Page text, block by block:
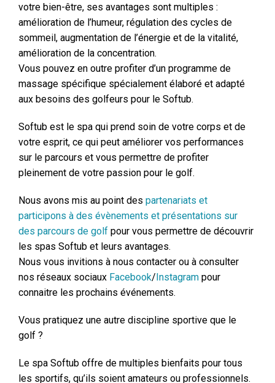
votre bien-être, ses avantages sont multiples :
amélioration de l’humeur, régulation des cycles de
sommeil, augmentation de l’énergie et de la vitalité,
amélioration de la concentration.
Vous pouvez en outre profiter d’un programme de
massage spécifique spécialement élaboré et adapté
aux besoins des golfeurs pour le Softub.
Softub est le spa qui prend soin de votre corps et de
votre esprit, ce qui peut améliorer vos performances
sur le parcours et vous permettre de profiter
pleinement de votre passion pour le golf.
Nous avons mis au point des partenariats et
participons à des évènements et présentations sur
des parcours de golf pour vous permettre de découvrir
les spas Softub et leurs avantages.
Nous vous invitions à nous contacter ou à consulter
nos réseaux sociaux Facebook/Instagram pour
connaitre les prochains événements.
Vous pratiquez une autre discipline sportive que le
golf ?
Le spa Softub offre de multiples bienfaits pour tous
les sportifs, qu’ils soient amateurs ou professionnels.